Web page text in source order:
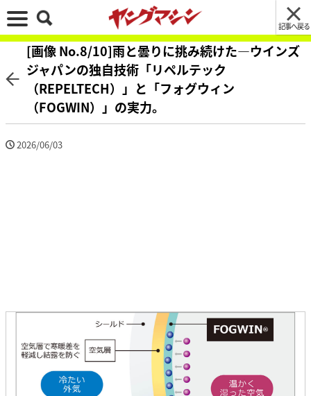
記事へ戻る
[画像 No.8/10]雨と曇りに挑み続けた―ウインズ
ジャパンの独自技術「リペルテック
（REPELTECH）」と「フォグウィン
（FOGWIN）」の実力。
2026/06/03